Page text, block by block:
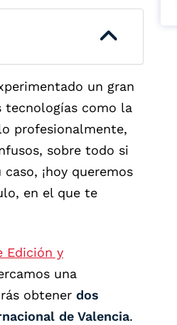
un gran
tecnologías como la
profesionalmente,
sobre todo si
¡hoy queremos
en el que te
Edición y
una
obtener dos
de Valencia.